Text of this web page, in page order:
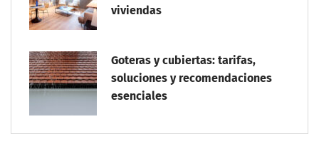
viviendas
Goteras y cubiertas: tarifas,
soluciones y recomendaciones
esenciales